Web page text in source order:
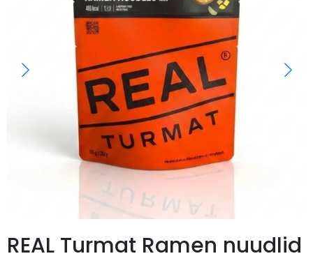
REAL Turmat Ramen nuudlid